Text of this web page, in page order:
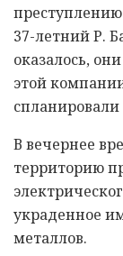
37-летний Р.
оказалось,
этой
В вечернее
территорию
украденное
металлов.